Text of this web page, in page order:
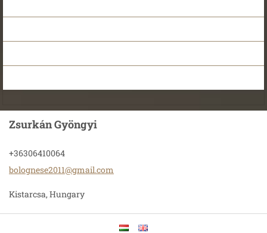
Zsurkán Gyöngyi
+36306410064
bolognese2011@gmail.com
Kistarcsa, Hungary